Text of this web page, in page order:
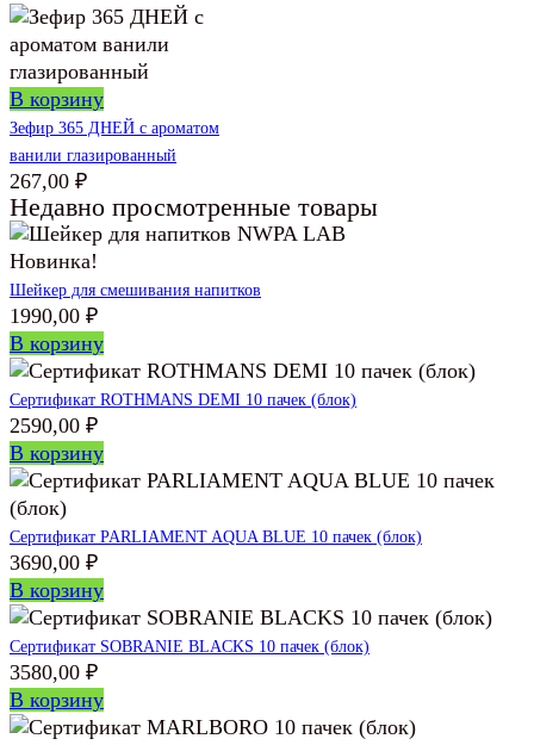
В корзину
Зефир 365 ДНЕЙ с ароматом
ванили глазированный
267,00 ₽
Недавно просмотренные товары
Новинка!
Шейкер для смешивания напитков
1990,00 ₽
В корзину
Сертификат ROTHMANS DEMI 10 пачек (блок)
2590,00 ₽
В корзину
Сертификат PARLIAMENT AQUA BLUE 10 пачек (блок)
3690,00 ₽
В корзину
Сертификат SOBRANIE BLACKS 10 пачек (блок)
3580,00 ₽
В корзину